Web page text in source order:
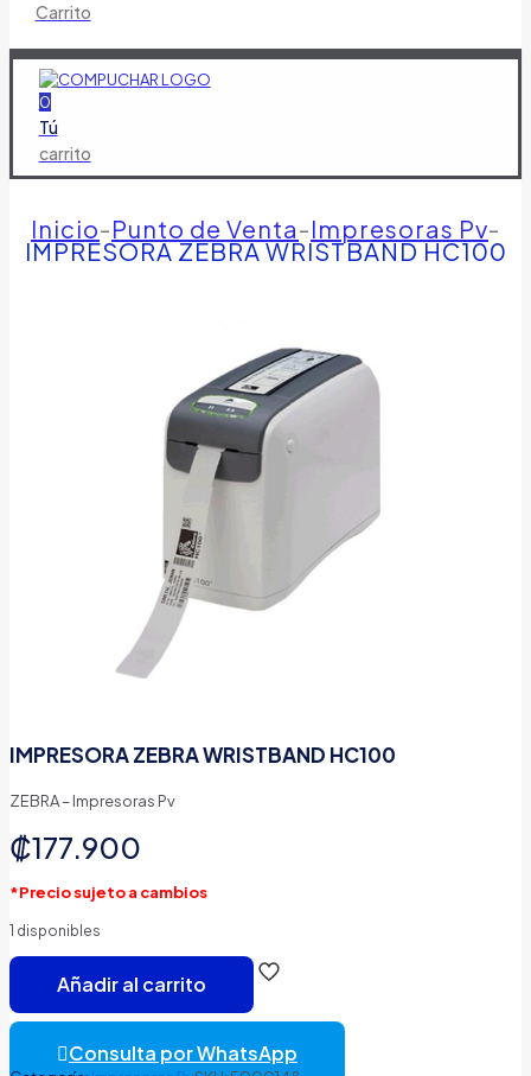
Carrito
0
Tú
carrito
Inicio-Punto de Venta-Impresoras Pv-
IMPRESORA ZEBRA WRISTBAND HC100
IMPRESORA ZEBRA WRISTBAND HC100
ZEBRA – Impresoras Pv
₡177.900
*Precio sujeto a cambios
1 disponibles
IMPRESORA
ZEBRA
WRISTBAND
HC100
cantidad
Añadir al carrito
Consulta por WhatsApp